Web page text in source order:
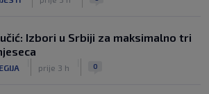
Izbori u Srbiji za maksimalno tri
prije 3 h 0